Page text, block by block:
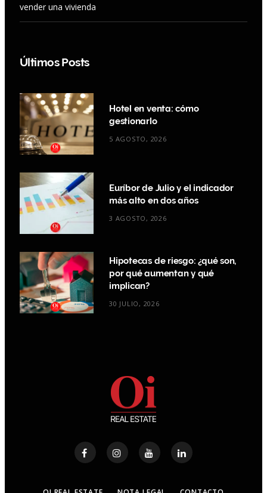
vender una vivienda
Últimos Posts
Hotel en venta: cómo
gestionarlo
5 AGOSTO, 2026
Euríbor de Julio y el indicador
más alto en dos años
3 AGOSTO, 2026
Hipotecas de riesgo: ¿qué son,
por qué aumentan y qué
implican?
30 JULIO, 2026